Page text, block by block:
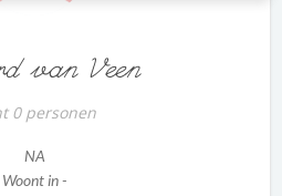
van Veen
0 personen
NA
Woont in -